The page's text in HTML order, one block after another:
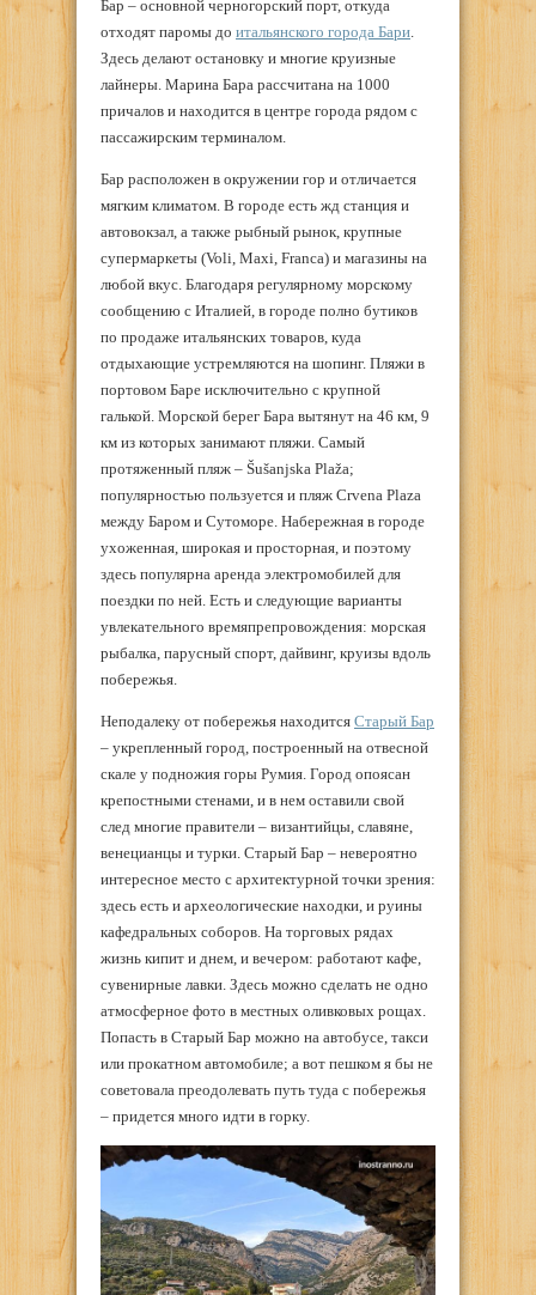
Бар – основной черногорский порт, откуда
отходят паромы до итальянского города Бари
Здесь делают остановку и многие круизные
лайнеры. Марина Бара рассчитана на 1000
причалов и находится в центре города рядом с
пассажирским терминалом.
Бар расположен в окружении гор и отличается
мягким климатом. В городе есть жд станция и
автовокзал, а также рыбный рынок, крупные
супермаркеты (Voli, Maxi, Franca) и магазины на
любой вкус. Благодаря регулярному морскому
сообщению с Италией, в городе полно бутиков
по продаже итальянских товаров, куда
отдыхающие устремляются на шопинг. Пляжи в
портовом Баре исключительно с крупной
галькой. Морской берег Бара вытянут на 46 км, 9
км из которых занимают пляжи. Самый
протяженный пляж – Šušanjska Plaža;
популярностью пользуется и пляж Crvena Plaza
между Баром и Сутоморе. Набережная в городе
ухоженная, широкая и просторная, и поэтому
здесь популярна аренда электромобилей для
поездки по ней. Есть и следующие варианты
увлекательного времяпрепровождения: морская
рыбалка, парусный спорт, дайвинг, круизы вдоль
побережья.
Неподалеку от побережья находится Старый Бар
– укрепленный город, построенный на отвесной
скале у подножия горы Румия. Город опоясан
крепостными стенами, и в нем оставили свой
след многие правители – византийцы, славяне,
венецианцы и турки. Старый Бар – невероятно
интересное место с архитектурной точки зрения:
здесь есть и археологические находки, и руины
кафедральных соборов. На торговых рядах
жизнь кипит и днем, и вечером: работают кафе,
сувенирные лавки. Здесь можно сделать не одно
атмосферное фото в местных оливковых рощах.
Попасть в Старый Бар можно на автобусе, такси
или прокатном автомобиле; а вот пешком я бы не
советовала преодолевать путь туда с побережья
– придется много идти в горку.